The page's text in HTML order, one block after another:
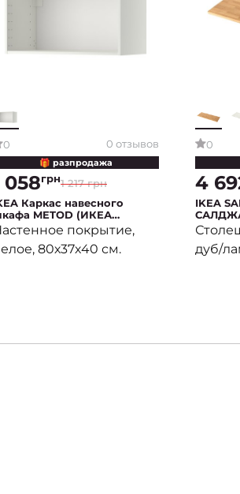
0 0 отзывов
🎁 разпродажа
1 217 грн
058грн
Каркас навесного
METOD (ИКЕА
покрытие,
80х37х40 см.
0
4
IKEA
дуб/